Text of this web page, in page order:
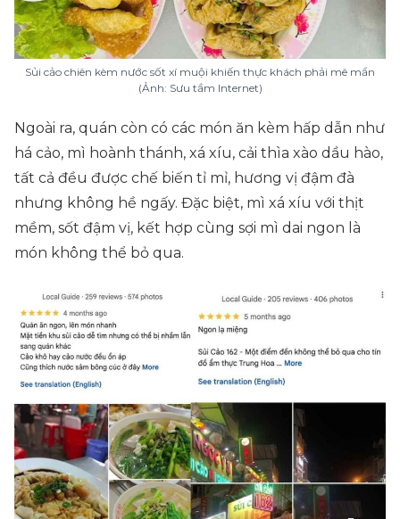
Sủi cảo chiên kèm nước sốt xí muội khiến thực khách phải mê mẩn
(Ảnh: Sưu tầm Internet)
Ngoài ra, quán còn có các món ăn kèm hấp dẫn như
há cảo, mì hoành thánh, xá xíu, cải thìa xào dầu hào,
tất cả đều được chế biến tỉ mỉ, hương vị đậm đà
nhưng không hề ngấy. Đặc biệt, mì xá xíu với thịt
mềm, sốt đậm vị, kết hợp cùng sợi mì dai ngon là
món không thể bỏ qua.